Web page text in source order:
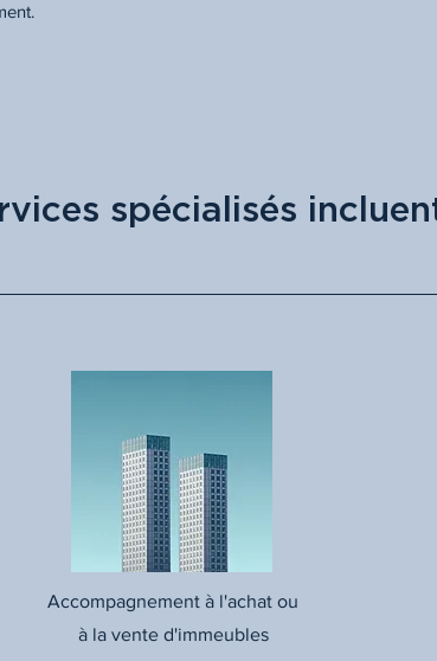
spécialisés
Accompagnement à l'achat ou
à la vente d'immeubles